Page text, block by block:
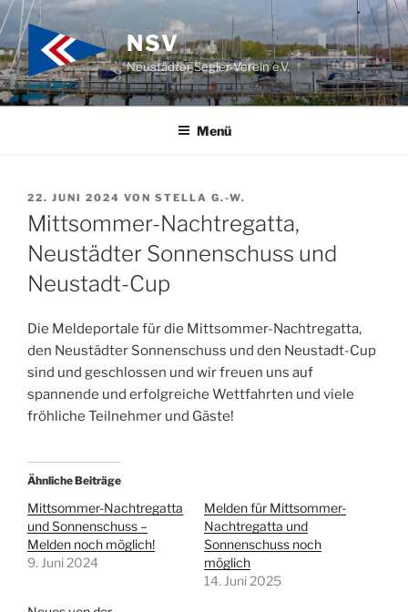
Zum
Inhalt
springen
NSV
Neustädter Segler-Verein e.V.
Menü
VERÖFFENTLICHT
AM
22. JUNI 2024 VON STELLA G.-W.
Mittsommer-Nachtregatta,
Neustädter Sonnenschuss und
Neustadt-Cup
Die Meldeportale für die Mittsommer-Nachtregatta,
den Neustädter Sonnenschuss und den Neustadt-Cup
sind und geschlossen und wir freuen uns auf
spannende und erfolgreiche Wettfahrten und viele
fröhliche Teilnehmer und Gäste!
Ähnliche Beiträge
Mittsommer-Nachtregatta
und Sonnenschuss –
Melden noch möglich!
9. Juni 2024
Melden für Mittsommer-
Nachtregatta und
Sonnenschuss noch
möglich
14. Juni 2025